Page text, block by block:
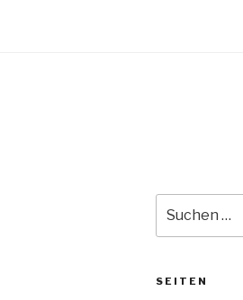
nach:
SEITEN